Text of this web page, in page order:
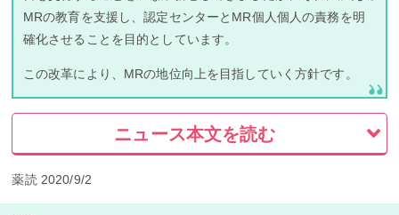
MRの教育を支援し、認定センターとMR個人個人の責務を明
確化させることを目的としています。
この改革により、MRの地位向上を目指していく方針です。
ニュース本文を読む
薬読 2020/9/2